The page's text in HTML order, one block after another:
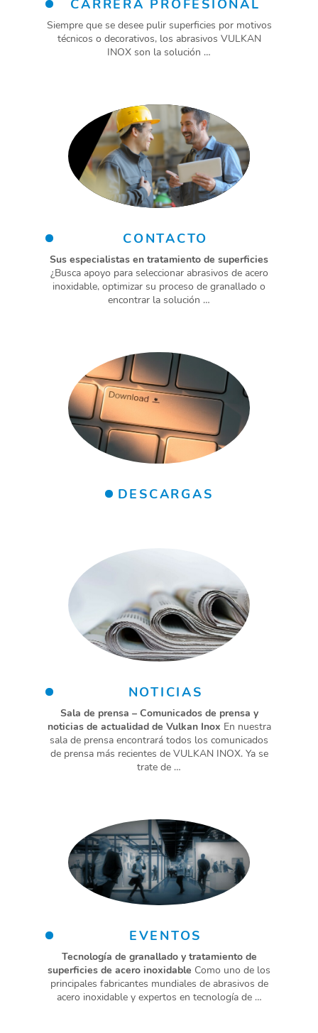
CARRERA PROFESIONAL
Siempre que se desee pulir superficies por motivos
técnicos o decorativos, los abrasivos VULKAN
INOX son la solución …
CONTACTO
Sus especialistas en tratamiento de superficies
¿Busca apoyo para seleccionar abrasivos de acero
inoxidable, optimizar su proceso de granallado o
encontrar la solución …
DESCARGAS
NOTICIAS
Sala de prensa – Comunicados de prensa y
noticias de actualidad de Vulkan Inox En nuestra
sala de prensa encontrará todos los comunicados
de prensa más recientes de VULKAN INOX. Ya se
trate de …
EVENTOS
Tecnología de granallado y tratamiento de
superficies de acero inoxidable Como uno de los
principales fabricantes mundiales de abrasivos de
acero inoxidable y expertos en tecnología de …